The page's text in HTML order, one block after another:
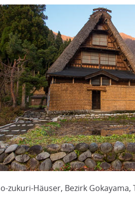
zukuri-Häuser, Bezirk Gokayama,